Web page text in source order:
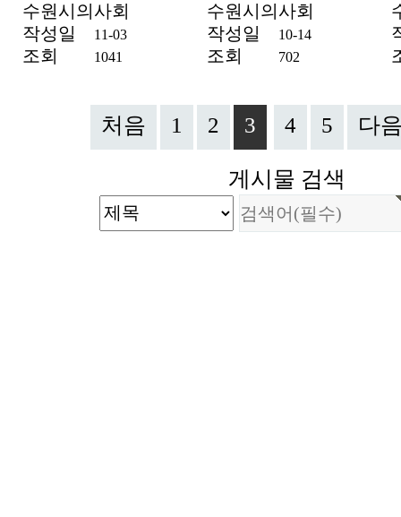
수원시의사회
작성일
11-03
조회 1041
수원시의사회
작성일
10-14
조회 702
처음 1 2 3 4 5 다
게시물 검색